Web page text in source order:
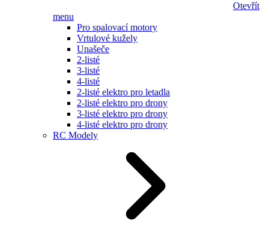
Otevřít
menu
Pro spalovací motory
Vrtulové kužely
Unašeče
2-listé
3-listé
4-listé
2-listé elektro pro letadla
2-listé elektro pro drony
3-listé elektro pro drony
4-listé elektro pro drony
RC Modely